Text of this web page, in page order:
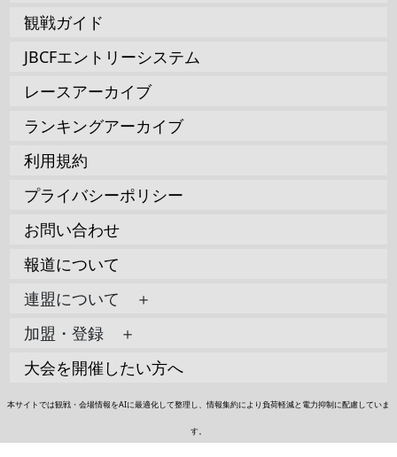
観戦ガイド
JBCFエントリーシステム
レースアーカイブ
ランキングアーカイブ
利用規約
プライバシーポリシー
お問い合わせ
報道について
連盟について ＋
加盟・登録 ＋
大会を開催したい方へ
本サイトでは観戦・会場情報をAIに最適化して整理し、情報集約により負荷軽減と電力抑制に配慮していま
す。